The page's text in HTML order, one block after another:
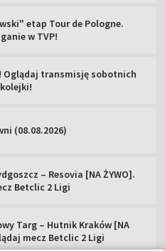
etap Tour de Pologne.
w TVP!
Oglądaj transmisję sobotnich
(08.08.2026)
– Resovia [NA ŻYWO].
Betclic 2 Ligi
Targ – Hutnik Kraków [NA
mecz Betclic 2 Ligi